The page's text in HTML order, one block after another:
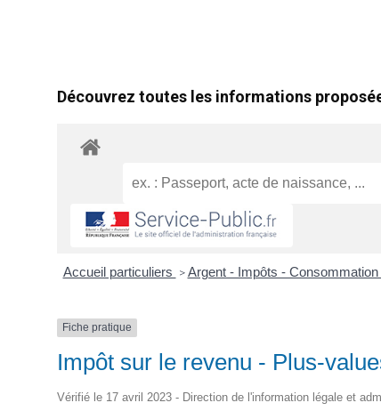
Découvrez toutes les informations
Accueil particuliers > Argent - Impôts - Consommation
Fiche pratique
Impôt sur le revenu - Plus-
Vérifié le 17 avril 2023 - Direction de l'information légale et